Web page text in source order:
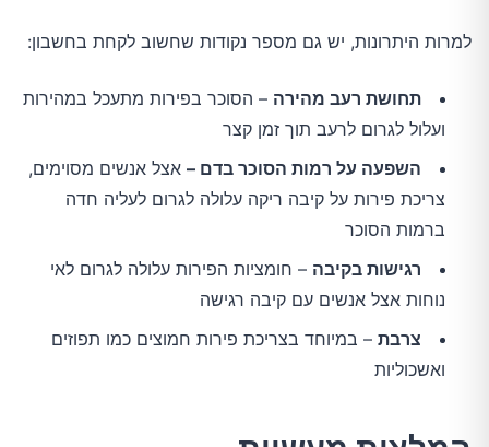
למרות היתרונות, יש גם מספר נקודות שחשוב לקחת בחשבון:
תחושת רעב מהירה – הסוכר בפירות מתעכל במהירות
ועלול לגרום לרעב תוך זמן קצר
השפעה על רמות הסוכר בדם – אצל אנשים מסוימים,
צריכת פירות על קיבה ריקה עלולה לגרום לעליה חדה
ברמות הסוכר
רגישות בקיבה – חומציות הפירות עלולה לגרום לאי
נוחות אצל אנשים עם קיבה רגישה
צרבת – במיוחד בצריכת פירות חמוצים כמו תפוזים
ואשכוליות